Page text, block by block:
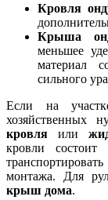
Кровля
Крыша
меньшее
материал
сильного
Если на
хозяйственных
кровля или
кровли
монтажа. Для
крыш дома.